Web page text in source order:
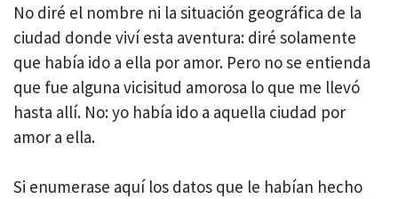
No diré el nombre ni la situación geográfica de la
ciudad donde viví esta aventura: diré solamente
que había ido a ella por amor. Pero no se entienda
que fue alguna vicisitud amorosa lo que me llevó
hasta allí. No: yo había ido a aquella ciudad por
amor a ella.
Si enumerase aquí los datos que le habían hecho